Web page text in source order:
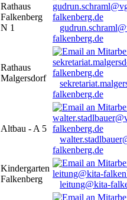
Rathaus
Falkenberg
N 1
falkenberg.de
Rathaus
Malgersdorf
falkenberg.de
Altbau - A 5
falkenberg.de
Kindergarten
Falkenberg
leitung@kita-